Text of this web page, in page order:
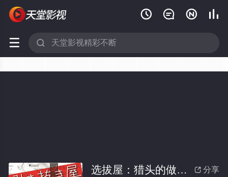
   
 
 分享
选拔屋：猎头的做派(全集)